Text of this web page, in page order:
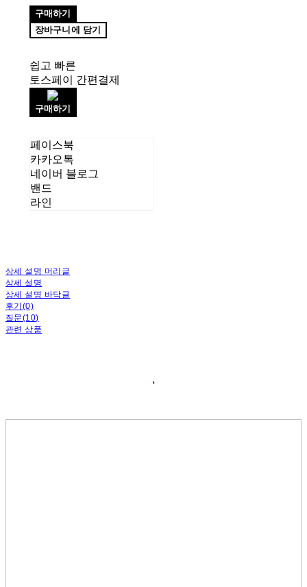
구매하기
장바구니에 담기
쉽고 빠른
토스페이 간편결제
구매하기
페이스북
카카오톡
네이버 블로그
밴드
라인
상세 설명 머리글
상세 설명
상세 설명 바닥글
후기(0)
질문(10)
관련 상품
❛